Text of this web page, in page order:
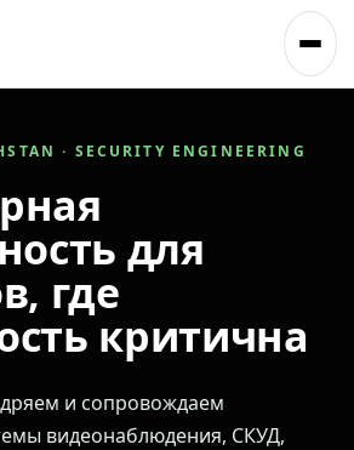
· SECURITY ENGINEERING
для
где
критична
и сопровождаем
видеонаблюдения, СКУД,